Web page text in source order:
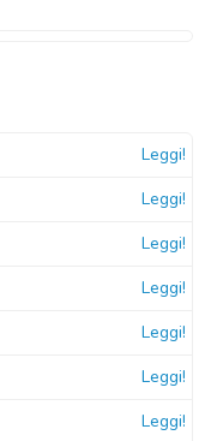
Leggi!
Leggi!
Leggi!
Leggi!
Leggi!
Leggi!
Leggi!